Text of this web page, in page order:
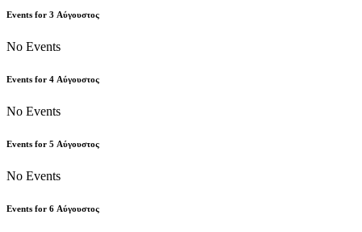
Events for 3 Αύγουστος
No Events
Events for 4 Αύγουστος
No Events
Events for 5 Αύγουστος
No Events
Events for 6 Αύγουστος